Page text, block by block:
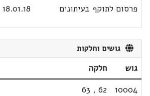
פרסום לתוקף בעיתונים
18.01.18
גושים וחלקות
גוש
חלקה
10004
62
,
63